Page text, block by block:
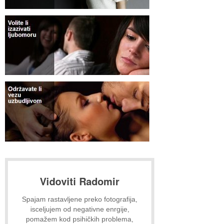
Vidoviti Radomir
Spajam rastavljene preko fotografija,
isceljujem od negativne enrgije,
pomažem kod psihičkih problema,